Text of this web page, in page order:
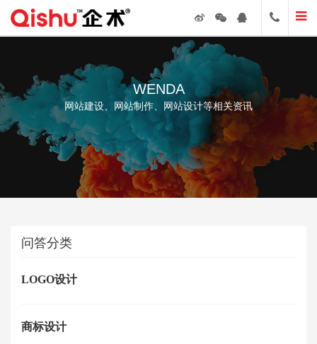
WENDA
网站建设、网站制作、网站设计等相关资讯
问答分类
LOGO设计
商标设计